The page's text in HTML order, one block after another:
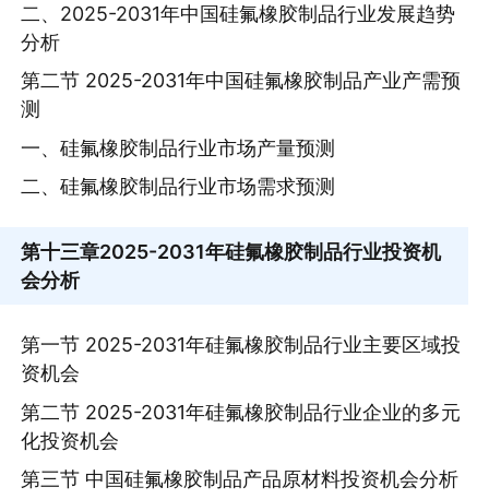
二、2025-2031年中国硅氟橡胶制品行业发展趋势
分析
第二节 2025-2031年中国硅氟橡胶制品产业产需预
测
一、硅氟橡胶制品行业市场产量预测
二、硅氟橡胶制品行业市场需求预测
第十三章2025-2031年硅氟橡胶制品行业投资机
会分析
第一节 2025-2031年硅氟橡胶制品行业主要区域投
资机会
第二节 2025-2031年硅氟橡胶制品行业企业的多元
化投资机会
第三节 中国硅氟橡胶制品产品原材料投资机会分析